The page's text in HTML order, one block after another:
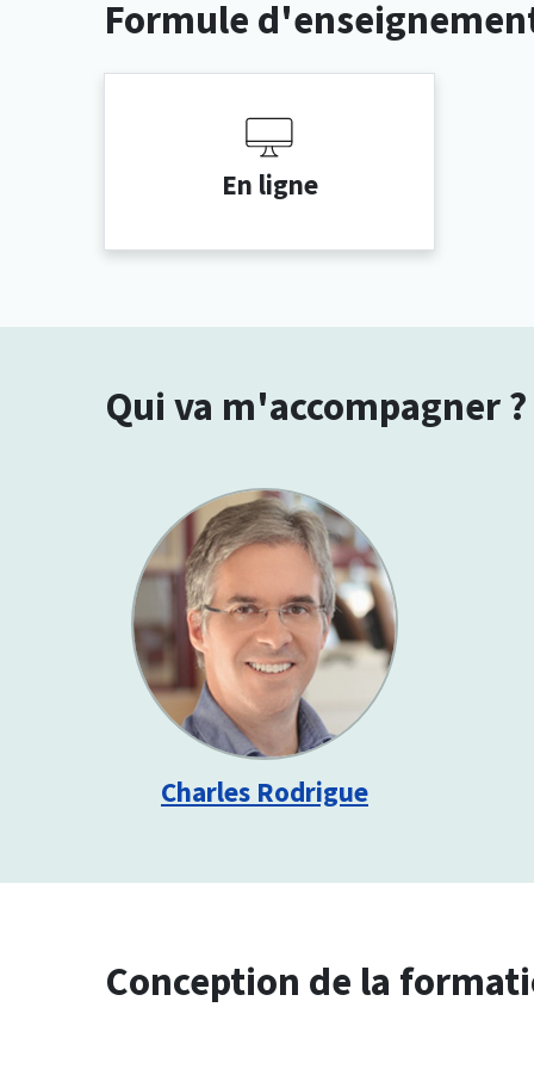
Formule
En ligne
Qui va m'accompagner ?
Charles Rodrigue
Conception de la